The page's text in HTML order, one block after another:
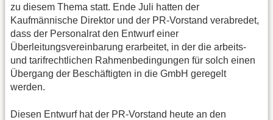
zu diesem Thema statt. Ende Juli hatten der
Kaufmännische Direktor und der PR-Vorstand verabredet,
dass der Personalrat den Entwurf einer
Überleitungsvereinbarung erarbeitet, in der die arbeits-
und tarifrechtlichen Rahmenbedingungen für solch einen
Übergang der Beschäftigten in die GmbH geregelt
werden.
Diesen Entwurf hat der PR-Vorstand heute an den